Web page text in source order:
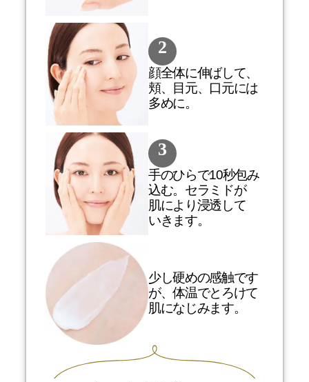
2
顔全体に伸ばして、
頬、目元、口元には
多めに。
3
手のひらで10秒包み
込む。セラミドが
肌により浸透して
いきます。
少し硬めの感触です
が、体温でとろけて
肌になじみます。